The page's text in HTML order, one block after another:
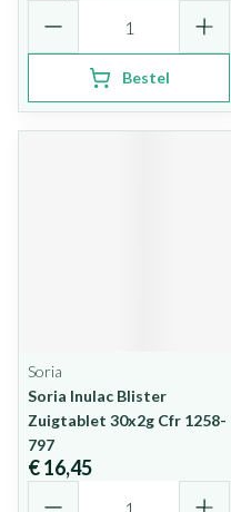
Bestel
Soria
Soria Inulac Blister
Zuigtablet 30x2g Cfr 1258-
797
€ 16,45